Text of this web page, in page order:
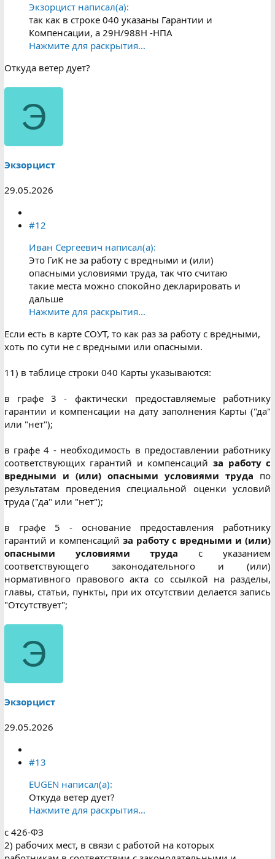
Экзорцист написал(а):
так как в строке 040 указаны Гарантии и
Компенсации, а 29Н/988Н -НПА
Нажмите для раскрытия...
Откуда ветер дует?
Э
Экзорцист
29.05.2026
#12
Иван Сергеевич написал(а):
Это ГиК не за работу с вредными и (или)
опасными условиями труда, так что считаю
такие места можно спокойно декларировать и
дальше
Нажмите для раскрытия...
Если есть в карте СОУТ, то как раз за работу с вредными,
хоть по сути не с вредными или опасными.
11) в таблице строки 040 Карты указываются:
в графе 3 - фактически предоставляемые работнику
гарантии и компенсации на дату заполнения Карты ("да"
или "нет");
в графе 4 - необходимость в предоставлении работнику
соответствующих гарантий и компенсацийза работу с
вредными и (или) опасными условиями труда по
результатам проведения специальной оценки условий
труда ("да" или "нет");
в графе 5 - основание предоставления работнику
гарантий и компенсаций за работу с вредными и (или)
опасными условиями трудас указанием
соответствующего законодательного и (или)
нормативного правового акта со ссылкой на разделы,
главы, статьи, пункты, при их отсутствии делается запись
"Отсутствует";​
Э
Экзорцист
29.05.2026
#13
EUGEN написал(а):
Откуда ветер дует?
Нажмите для раскрытия...
с 426-ФЗ
2) рабочих мест, в связи с работой на которых